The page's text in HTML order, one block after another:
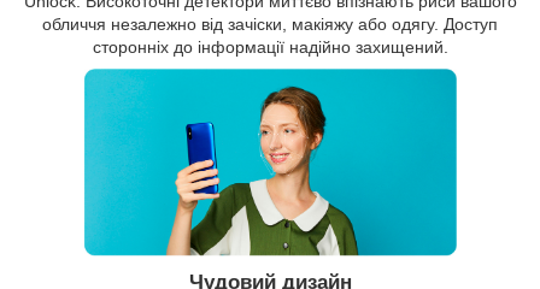
обличчя незалежно від зачіски, макіяжу або одягу. Доступ
сторонніх до інформації надійно захищений.
Чудовий дизайн